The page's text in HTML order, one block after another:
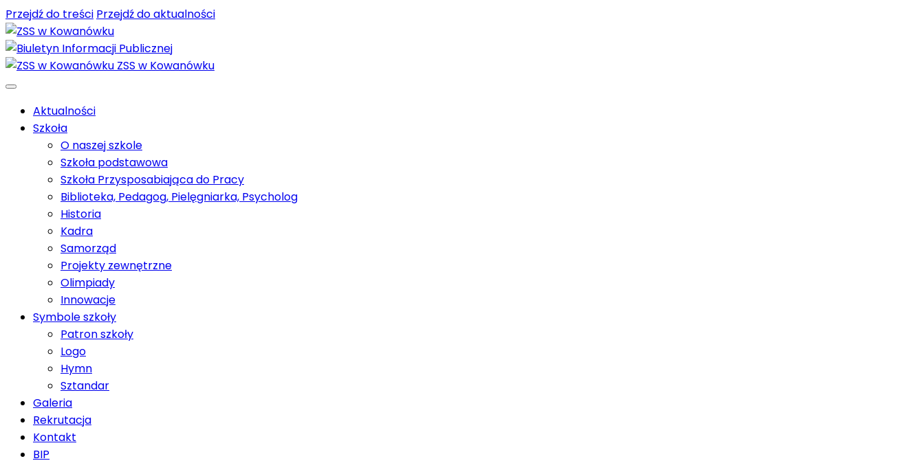
Przejdź do treści Przejdź do aktualności
ZSS w Kowanówku
Aktualności
Szkoła
O naszej szkole
Szkoła podstawowa
Szkoła Przysposabiająca do Pracy
Biblioteka, Pedagog, Pielęgniarka, Psycholog
Historia
Kadra
Samorząd
Projekty zewnętrzne
Olimpiady
Innowacje
Symbole szkoły
Patron szkoły
Logo
Hymn
Sztandar
Galeria
Rekrutacja
Kontakt
BIP